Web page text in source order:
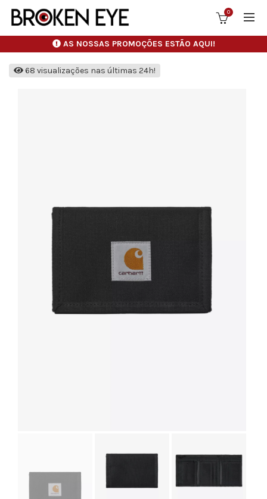
0
AS NOSSAS PROMOÇÕES ESTÃO AQUI!
68 visualizações nas últimas 24h!